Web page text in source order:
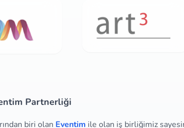
Partnerliği
biri olan Eventim ile olan iş birliğimiz